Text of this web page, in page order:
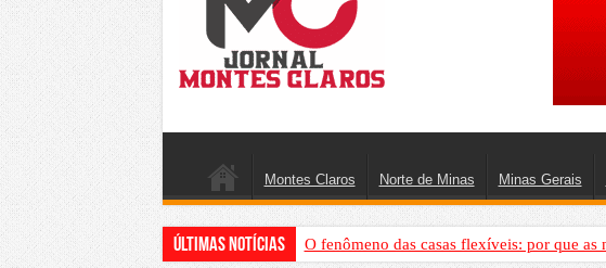
Montes Claros Norte de Minas Minas Gerais
Últimas Notícias O fenômeno das casas flexíveis: por que